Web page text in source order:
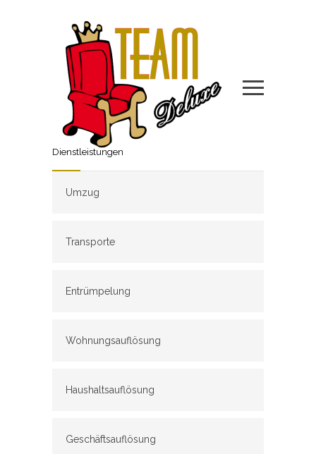
Dienstleistungen
Umzug
Transporte
Entrümpelung
Wohnungsauflösung
Haushaltsauflösung
Geschäftsauflösung